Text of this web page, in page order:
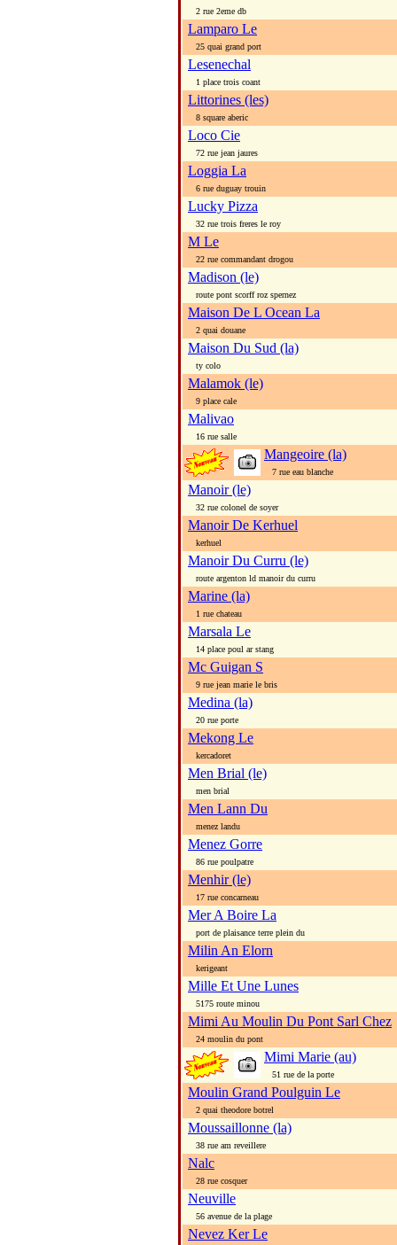
2 rue 2eme db
Lamparo Le
25 quai grand port
Lesenechal
1 place trois coant
Littorines (les)
8 square aberic
Loco Cie
72 rue jean jaures
Loggia La
6 rue duguay trouin
Lucky Pizza
32 rue trois freres le roy
M Le
22 rue commandant drogou
Madison (le)
route pont scorff roz spernez
Maison De L Ocean La
2 quai douane
Maison Du Sud (la)
ty colo
Malamok (le)
9 place cale
Malivao
16 rue salle
Mangeoire (la)
7 rue eau blanche
Manoir (le)
32 rue colonel de soyer
Manoir De Kerhuel
kerhuel
Manoir Du Curru (le)
route argenton ld manoir du curru
Marine (la)
1 rue chateau
Marsala Le
14 place poul ar stang
Mc Guigan S
9 rue jean marie le bris
Medina (la)
20 rue porte
Mekong Le
kercadoret
Men Brial (le)
men brial
Men Lann Du
menez landu
Menez Gorre
86 rue poulpatre
Menhir (le)
17 rue concarneau
Mer A Boire La
port de plaisance terre plein du
Milin An Elorn
kerigeant
Mille Et Une Lunes
5175 route minou
Mimi Au Moulin Du Pont Sarl Chez
24 moulin du pont
Mimi Marie (au)
51 rue de la porte
Moulin Grand Poulguin Le
2 quai theodore botrel
Moussaillonne (la)
38 rue am reveillere
Nalc
28 rue cosquer
Neuville
56 avenue de la plage
Nevez Ker Le